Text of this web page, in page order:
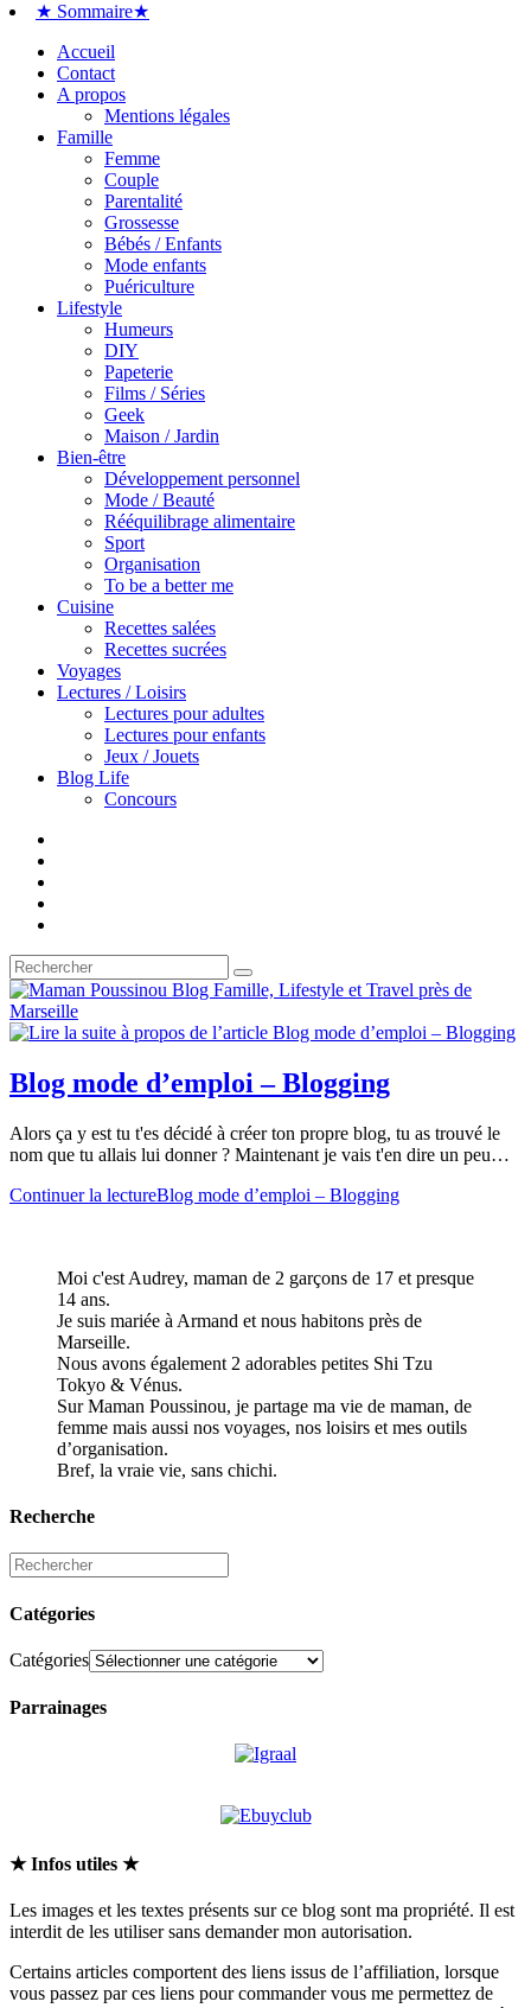
★ Sommaire★
Accueil
Contact
A propos
Mentions légales
Famille
Femme
Couple
Parentalité
Grossesse
Bébés / Enfants
Mode enfants
Puériculture
Lifestyle
Humeurs
DIY
Papeterie
Films / Séries
Geek
Maison / Jardin
Bien-être
Développement personnel
Mode / Beauté
Rééquilibrage alimentaire
Sport
Organisation
To be a better me
Cuisine
Recettes salées
Recettes sucrées
Voyages
Lectures / Loisirs
Lectures pour adultes
Lectures pour enfants
Jeux / Jouets
Blog Life
Concours
Blog mode d’emploi – Blogging
Alors ça y est tu t'es décidé à créer ton propre blog, tu as trouvé le
nom que tu allais lui donner ? Maintenant je vais t'en dire un peu…
Continuer la lectureBlog mode d’emploi – Blogging
Moi c'est Audrey, maman de 2 garçons de 17 et presque
14 ans.
Je suis mariée à Armand et nous habitons près de
Marseille.
Nous avons également 2 adorables petites Shi Tzu
Tokyo & Vénus.
Sur Maman Poussinou, je partage ma vie de maman, de
femme mais aussi nos voyages, nos loisirs et mes outils
d’organisation.
Bref, la vraie vie, sans chichi.
Recherche
Catégories
Catégories
Parrainages
★ Infos utiles ★
Les images et les textes présents sur ce blog sont ma propriété. Il est
interdit de les utiliser sans demander mon autorisation.
Certains articles comportent des liens issus de l’affiliation, lorsque
vous passez par ces liens pour commander vous me permettez de